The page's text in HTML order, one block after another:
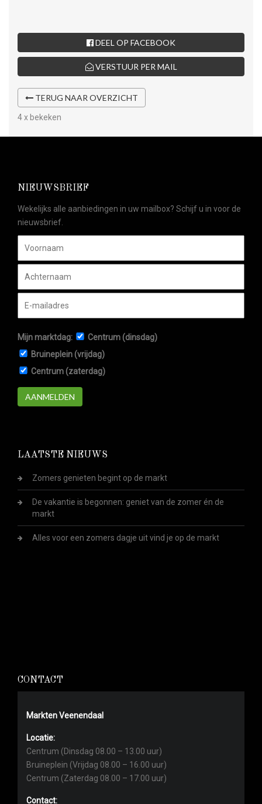
DEEL OP FACEBOOK
VERSTUUR PER MAIL
TERUG NAAR OVERZICHT
4 x bekeken
NIEUWSBRIEF
Wekelijks alle aanbiedingen in uw mailbox? Schijf u in voor de
nieuwsbrief.
Mijn marktdag:
Centrum (dinsdag)
Bruineplein (vrijdag)
Centrum (zaterdag)
AANMELDEN
LAATSTE NIEUWS
Zomers genieten begint op de markt
De vakantie is begonnen: geniet van de zomer én de
markt
Alles voor een zomers dagje uit vind je op de markt
CONTACT
Markten Veenendaal
Locatie:
Centrum (Dinsdag 08.00 – 13.00 uur)
Bruineplein (Vrijdag 08.00 – 16.00 uur)
Centrum (Zaterdag 08.00 – 17.00 uur)
Contact: